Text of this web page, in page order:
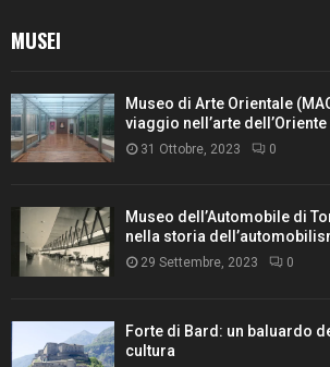
MUSEI
Museo di Arte Orientale
viaggio nell’arte dell’Oriente
31 Ottobre, 2023 0
Museo dell’Automobile di
nella storia
29 Settembre, 2023 0
Forte di Bard: un baluardo
cultura